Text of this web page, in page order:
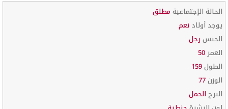
الحالة الإجتماعية مطلق
يوجد أولاد نعم
الجنسرجل
العمر50
الطول159
الوزن77
البرجالحمل